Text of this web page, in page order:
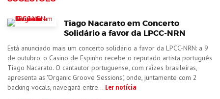
Tiago Nacarato em Concerto
Solidário a favor da LPCC-NRN
Está anunciado mais um concerto solidário a favor da LPCC-NRN: a 9
de outubro, o Casino de Espinho recebe o reputado artista português
Tiago Nacarato. O cantautor portuguense, com raízes brasileiras,
apresenta as "Organic Groove Sessions", onde, juntamente com 2
backing vocals, navegará entre... Ler notícia